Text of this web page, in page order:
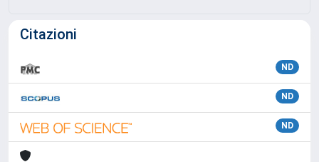
Citazioni
ND
ND
ND